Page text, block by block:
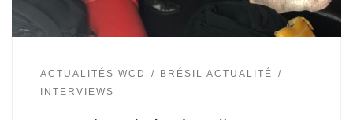
ACTUALITÉS WCD
BRÉSIL ACTUALITÉ
INTERVIEWS